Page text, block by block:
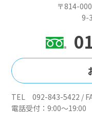
〒814-
9-
TEL 092-843-5422 /
電話受付：9:00～19:00